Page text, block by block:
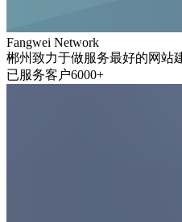
Fangwei Network
郴州致力于做服务最好的网站
已服务客户6000+